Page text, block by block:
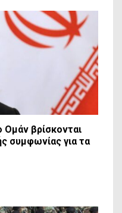
Ομάν βρίσκονται
συμφωνίας για τα